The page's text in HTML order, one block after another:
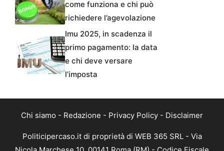
come funziona e chi può
richiedere l’agevolazione
Imu 2025, in scadenza il
primo pagamento: la data
e chi deve versare
l’imposta
Chi siamo - Redazione - Privacy Policy - Disclaimer
Politicipercaso.it di proprietà di WEB 365 SRL - Via